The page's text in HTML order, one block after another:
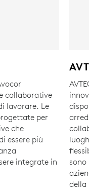
collaborative
lavorare. Le
per
che
essere più
integrate in
della